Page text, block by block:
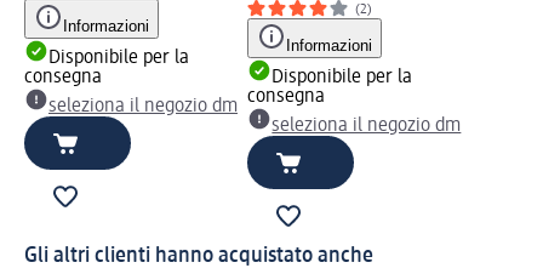
Informazioni
Disponibile per la
consegna
seleziona il negozio dm
(2)
Informazioni
Disponibile per la
consegna
seleziona il negozio dm
Gli altri clienti hanno acquistato anche